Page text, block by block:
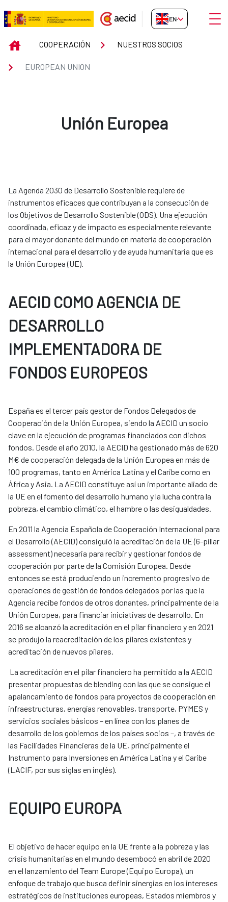
Skip to Main Content
EUROPEAN UNION
EN-GB
INICIOCOOPERACIÓN NUESTROS SOCIOS
EUROPEAN UNION
Unión Europea
La Agenda 2030 de Desarrollo Sostenible requiere de
instrumentos eficaces que contribuyan a la consecución de
los Objetivos de Desarrollo Sostenible (ODS). Una ejecución
coordinada, eficaz y de impacto es especialmente relevante
para el mayor donante del mundo en materia de cooperación
internacional para el desarrollo y de ayuda humanitaria que es
la Unión Europea (UE).
AECID COMO AGENCIA DE
DESARROLLO
IMPLEMENTADORA DE
FONDOS EUROPEOS
España es el tercer país gestor de Fondos Delegados de
Cooperación de la Unión Europea, siendo la AECID un socio
clave en la ejecución de programas financiados con dichos
fondos. Desde el año 2010, la AECID ha gestionado más de 620
M€ de cooperación delegada de la Unión Europea en más de
100 programas, tanto en América Latina y el Caribe como en
África y Asia. La AECID constituye así un importante aliado de
la UE en el fomento del desarrollo humano y la lucha contra la
pobreza, el cambio climático, el hambre o las desigualdades.
En 2011 la Agencia Española de Cooperación Internacional para
el Desarrollo (AECID) consiguió la acreditación de la UE (6-pillar
assessment) necesaria para recibir y gestionar fondos de
cooperación por parte de la Comisión Europea. Desde
entonces se está produciendo un incremento progresivo de
operaciones de gestión de fondos delegados por las que la
Agencia recibe fondos de otros donantes, principalmente de la
Unión Europea, para financiar iniciativas de desarrollo. En
2016 se alcanzó la acreditación en el pilar financiero y en 2021
se produjo la reacreditación de los pilares existentes y
acreditación de nuevos pilares.
La acreditación en el pilar financiero ha permitido a la AECID
presentar propuestas de blending con las que se consigue el
apalancamiento de fondos para proyectos de cooperación en
infraestructuras, energías renovables, transporte, PYMES y
servicios sociales básicos – en línea con los planes de
desarrollo de los gobiernos de los países socios –, a través de
las Facilidades Financieras de la UE, principalmente el
Instrumento para Inversiones en América Latina y el Caribe
(LACIF, por sus siglas en inglés).
EQUIPO EUROPA
El objetivo de hacer equipo en la UE frente a la pobreza y las
crisis humanitarias en el mundo desembocó en abril de 2020
en el lanzamiento del Team Europe (Equipo Europa), un
enfoque de trabajo que busca definir sinergias en los intereses
estratégicos de instituciones europeas, Estados miembros y